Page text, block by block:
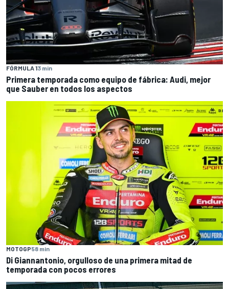
FÓRMULA 13 min
Primera temporada como equipo de fábrica: Audi, mejor
que Sauber en todos los aspectos
MOTOGP58 min
Di Giannantonio, orgulloso de una primera mitad de
temporada con pocos errores